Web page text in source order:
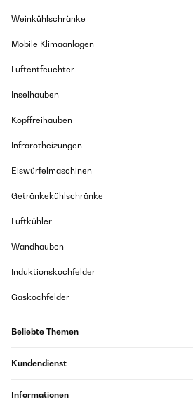
Weinkühlschränke
Mobile Klimaanlagen
Luftentfeuchter
Inselhauben
Kopffreihauben
Infrarotheizungen
Eiswürfelmaschinen
Getränkekühlschränke
Luftkühler
Wandhauben
Induktionskochfelder
Gaskochfelder
Beliebte Themen
Kundendienst
Informationen